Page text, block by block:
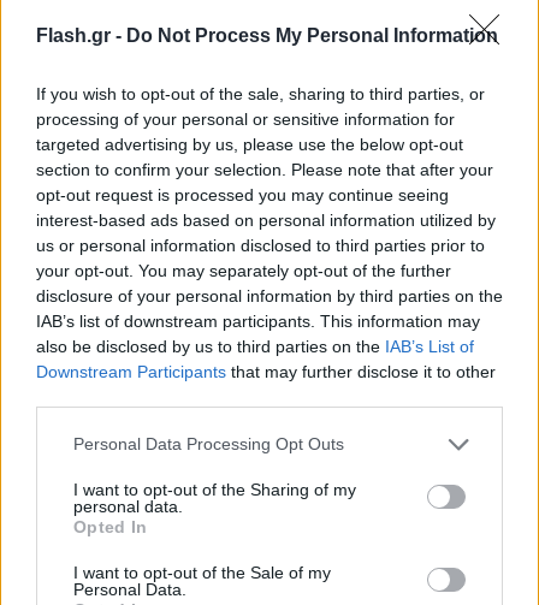
Flash.gr - Do Not Process My Personal Information
If you wish to opt-out of the sale, sharing to third parties, or
processing of your personal or sensitive information for
targeted advertising by us, please use the below opt-out
section to confirm your selection. Please note that after your
opt-out request is processed you may continue seeing
interest-based ads based on personal information utilized by
us or personal information disclosed to third parties prior to
your opt-out. You may separately opt-out of the further
disclosure of your personal information by third parties on the
IAB’s list of downstream participants. This information may
also be disclosed by us to third parties on the IAB’s List of
Downstream Participants that may further disclose it to other
Please note that this website/app uses one or more Google
not limited to your visit or usage behaviour. You may click to
grant or deny consent to Google and its third-party tags to
use your data for below specified purposes in below Google
consent section.
Personal Data Processing Opt Outs
I want to opt-out of the Sharing of my
personal data.
Opted In
I want to opt-out of the Sale of my
Personal Data.
Τέλος, ο πρόεδρος του διοικητικού συμβουλίου
της Μπεσίκτας, Αχμέτ Ακπινάρ,έσπευσε να
ηρεμήσει τα πνεύματα φωνάζοντας: « Εδώ δεν είναι
αχυρώνας, εδώ είναι η συνέλευση τηςΜπεσίκτας
Καθίστε κάτω! Τι νομίζετε ότι είστε; Εδώ είναι
Μπεσίκτας, όχι Ουγκάντα!